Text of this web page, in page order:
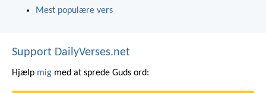
Mest populære vers
Support DailyVerses.net
Hjælp mig med at sprede Guds ord: